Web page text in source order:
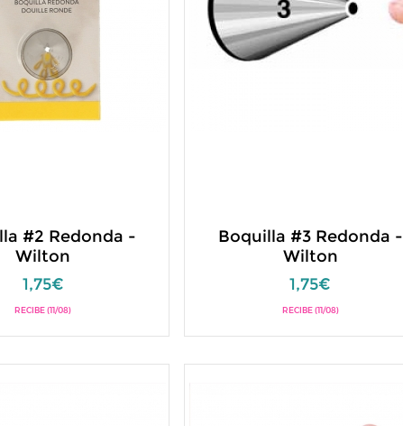
#2 Redonda -
Wilton
1,75€
RECIBE (11/08)
Boquilla #3 Redonda -
Wilton
1,75€
RECIBE (11/08)